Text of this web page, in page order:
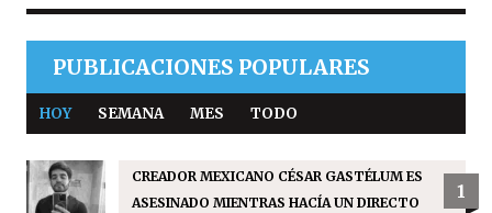
PUBLICACIONES POPULARES
HOY SEMANA MES TODO
CREADOR MEXICANO CÉSAR GASTÉLUM ES
ASESINADO MIENTRAS HACÍA UN DIRECTO
1